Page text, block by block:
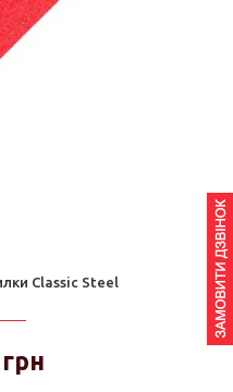
Classic Steel